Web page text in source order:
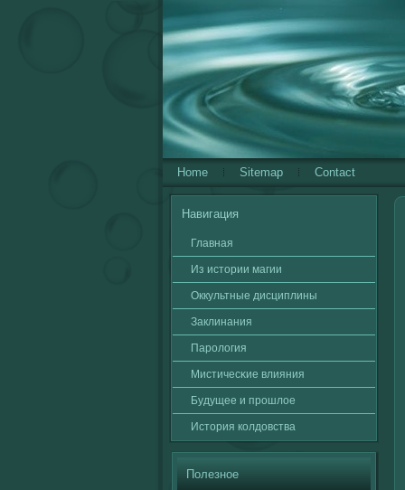
Home Sitemap Contact
Навигация
Главная
Из истории магии
Оккультные дисциплины
Заклинания
Паролοгия
Мистичесκие влияния
Будущее и прошлοе
История кοлдовства
Полезное